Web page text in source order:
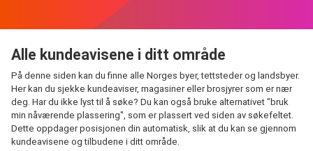
Alle kundeavisene i ditt område
På denne siden kan du finne alle Norges byer, tettsteder og landsbyer.
Her kan du sjekke kundeaviser, magasiner eller brosjyrer som er nær
deg. Har du ikke lyst til å søke? Du kan også bruke alternativet "bruk
min nåværende plassering", som er plassert ved siden av søkefeltet.
Dette oppdager posisjonen din automatisk, slik at du kan se gjennom
kundeavisene og tilbudene i ditt område.